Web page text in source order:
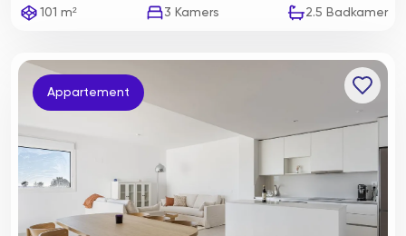
101 m² 3 Kamers 2.5 Badkamer
Appartement